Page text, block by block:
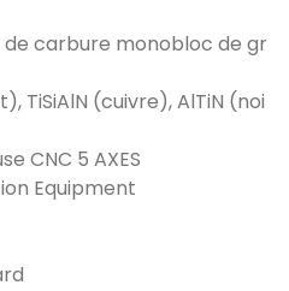
carbure monobloc de gr
TiSiAlN (cuivre), AlTiN (noi
CNC 5 AXES
Equipment